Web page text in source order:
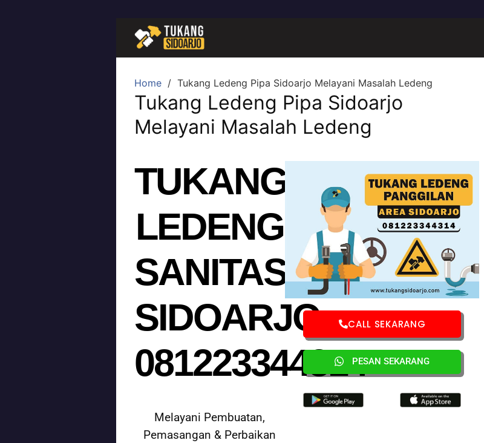
Home Tukang Ledeng Pipa Sidoarjo Melayani Masalah Ledeng
Tukang Ledeng Pipa Sidoarjo
Melayani Masalah Ledeng
TUKANG
LEDENG
SANITASI/PIPA
SIDOARJO
081223344314
Melayani Pembuatan,
Pemasangan & Perbaikan
CALL SEKARANG
PESAN SEKARANG